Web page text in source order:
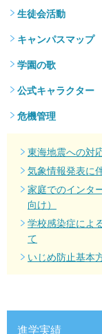
生徒会活動
キャンパスマップ
学園の歌
公式キャラクター
危機管理
東海地震への対
気象情報発表に
家庭でのインタ
向け）
学校感染症によ
て
いじめ防止基本
進学実績